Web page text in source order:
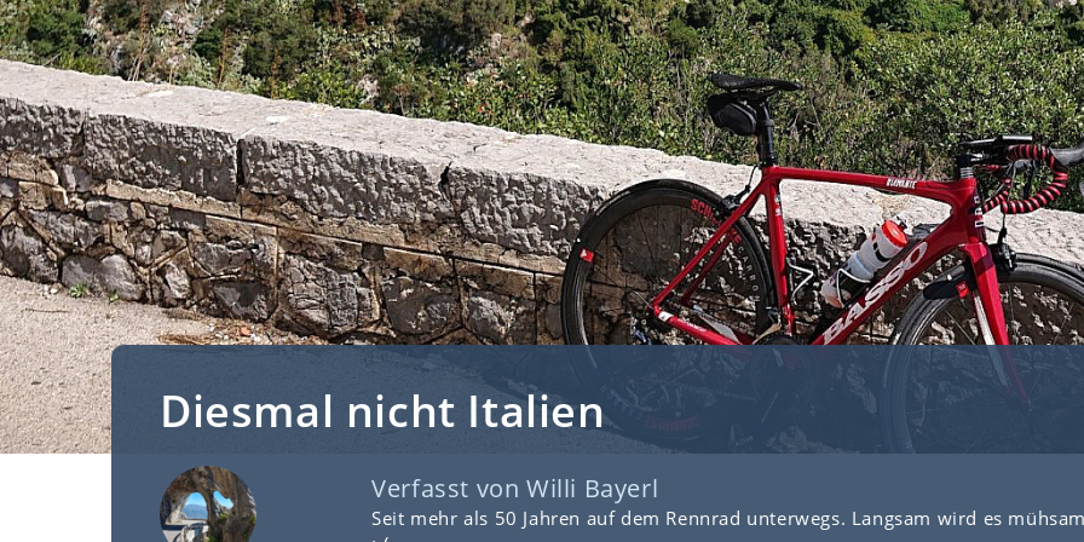
Diesmal nicht Italien
Verfasst von Willi Bayerl
Seit mehr als 50 Jahren auf dem Rennrad unterwegs. Langsam wird es